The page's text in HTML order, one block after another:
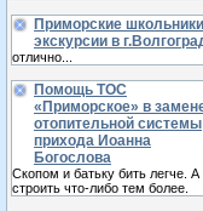
Приморские
экскурсии в
отлично...
Помощь ТОС
«Приморское» в
отопительной системы
прихода Иоанна
Богослова
Скопом и батьку бить легче. А
строить что-либо тем более.